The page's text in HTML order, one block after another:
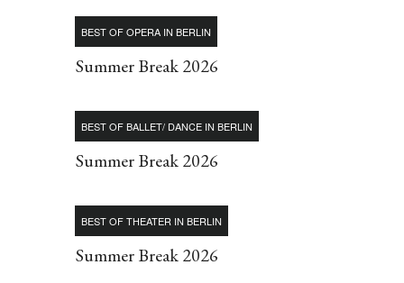
BEST OF OPERA IN BERLIN
Summer Break 2026
BEST OF BALLET/ DANCE IN BERLIN
Summer Break 2026
BEST OF THEATER IN BERLIN
Summer Break 2026